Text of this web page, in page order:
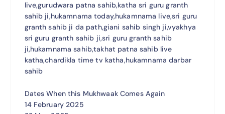
live,gurudwara patna sahib,katha sri guru granth
sahib ji,hukamnama today,hukamnama live,sri guru
granth sahib ji da path,giani sahib singh ji,vyakhya
sri guru granth sahib ji,sri guru granth sahib
ji,hukamnama sahib,takhat patna sahib live
katha,chardikla time tv katha,hukamnama darbar
sahib
Dates When this Mukhwaak Comes Again
14 February 2025